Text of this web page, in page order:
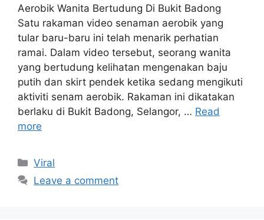
Aerobik Wanita Bertudung Di Bukit Badong
Satu rakaman video senaman aerobik yang
tular baru-baru ini telah menarik perhatian
ramai. Dalam video tersebut, seorang wanita
yang bertudung kelihatan mengenakan baju
putih dan skirt pendek ketika sedang mengikuti
aktiviti senam aerobik. Rakaman ini dikatakan
berlaku di Bukit Badong, Selangor, … Read
more
Categories
Viral
Leave a comment